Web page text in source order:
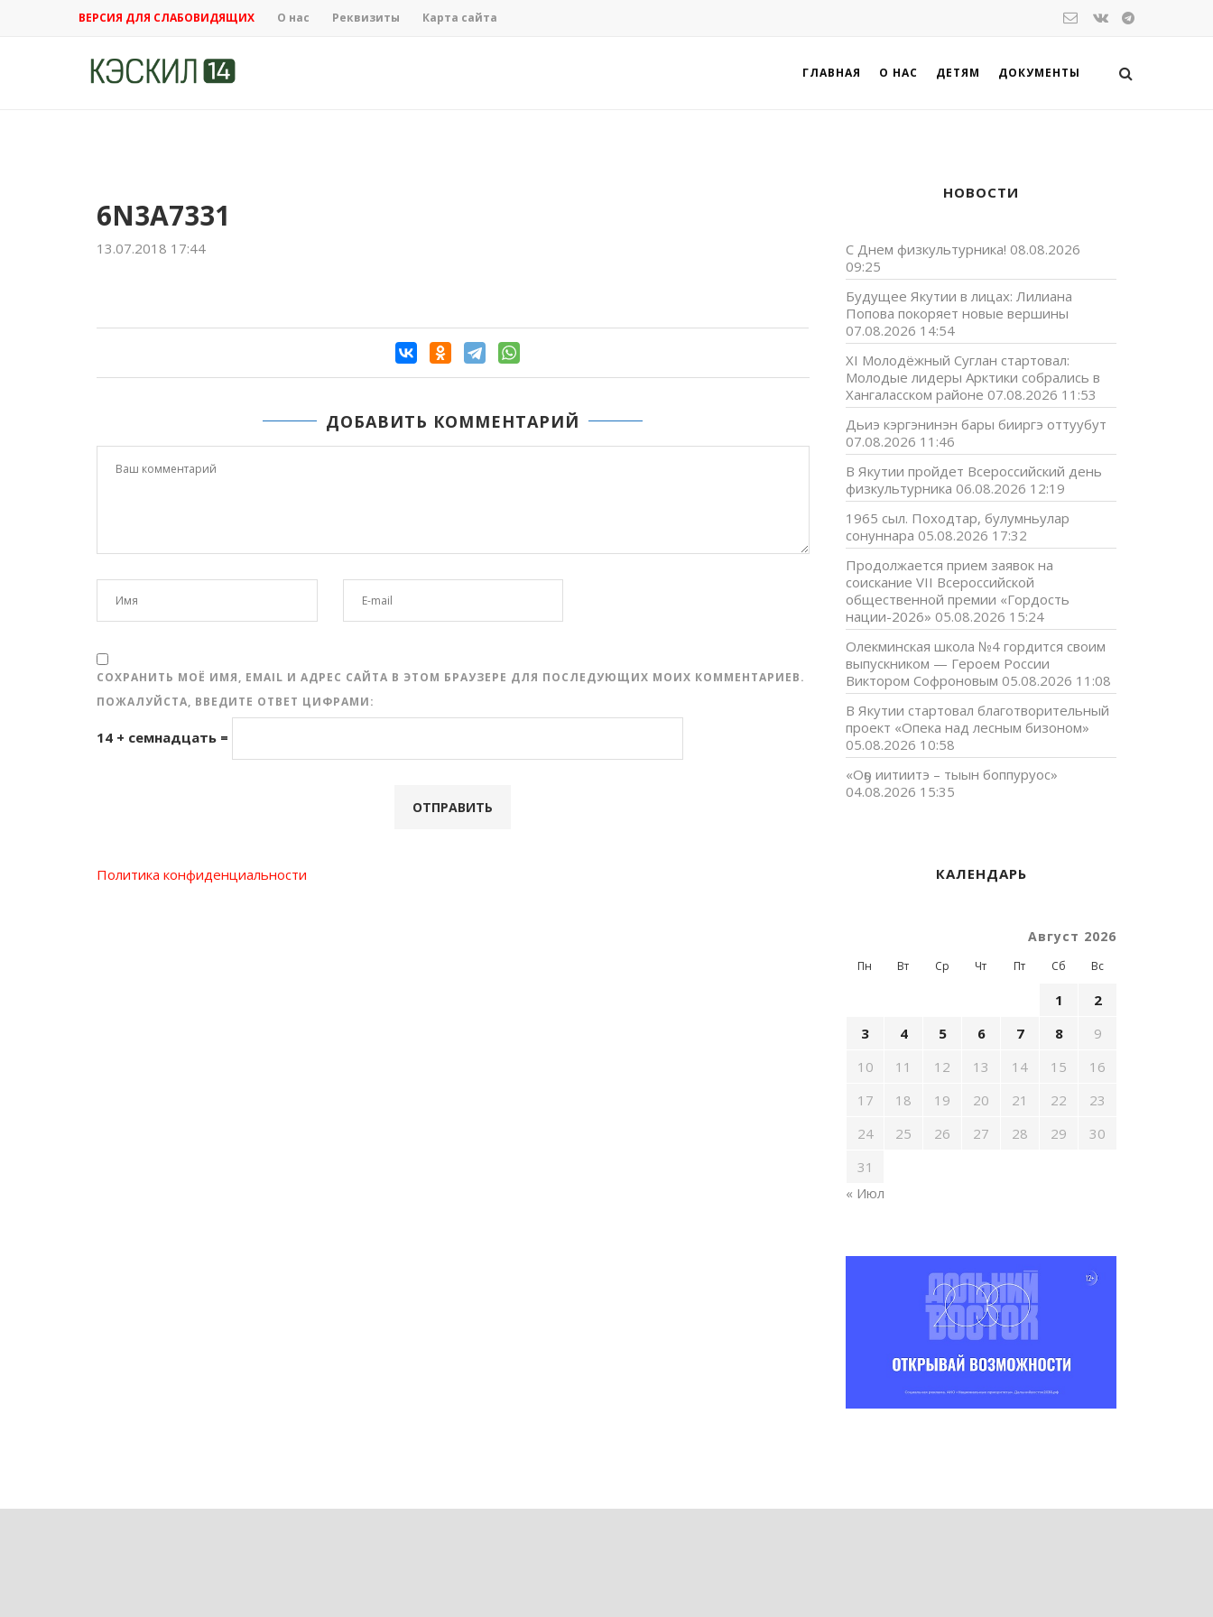
ВЕРСИЯ ДЛЯ СЛАБОВИДЯЩИХ О нас Реквизиты Карта сайта
ГЛАВНАЯ О НАС ДЕТЯМ ДОКУМЕНТЫ
6N3A7331
13.07.2018 17:44
ДОБАВИТЬ КОММЕНТАРИЙ
СОХРАНИТЬ МОЁ ИМЯ, EMAIL И АДРЕС САЙТА В ЭТОМ БРАУЗЕРЕ ДЛЯ ПОСЛЕДУЮЩИХ МОИХ КОММЕНТАРИЕВ.
ПОЖАЛУЙСТА, ВВЕДИТЕ ОТВЕТ ЦИФРАМИ:
14 + семнадцать =
Политика конфиденциальности
НОВОСТИ
С Днем физкультурника! 08.08.2026
09:25
Будущее Якутии в лицах: Лилиана
Попова покоряет новые вершины
07.08.2026 14:54
XI Молодёжный Суглан стартовал:
Молодые лидеры Арктики собрались в
Хангаласском районе 07.08.2026 11:53
Дьиэ кэргэнинэн бары бииргэ оттуубут
07.08.2026 11:46
В Якутии пройдет Всероссийский день
физкультурника 06.08.2026 12:19
1965 сыл. Походтар, булумньулар
сонуннара 05.08.2026 17:32
Продолжается прием заявок на
соискание VII Всероссийской
общественной премии «Гордость
нации-2026» 05.08.2026 15:24
Олекминская школа №4 гордится своим
выпускником — Героем России
Виктором Софроновым 05.08.2026 11:08
В Якутии стартовал благотворительный
проект «Опека над лесным бизоном»
05.08.2026 10:58
«Оҕо иитиитэ – тыын боппуруос»
04.08.2026 15:35
КАЛЕНДАРЬ
Август 2026
Пн Вт Ср Чт Пт Сб Вс
1
2
3
4 5 6 7 8
9
10
11 12 13 14 15
16
17
18 19 20 21 22
23
24
25 26 27 28 29
30
31
« Июл